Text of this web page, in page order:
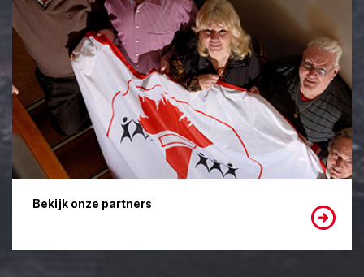
Bekijk onze partners